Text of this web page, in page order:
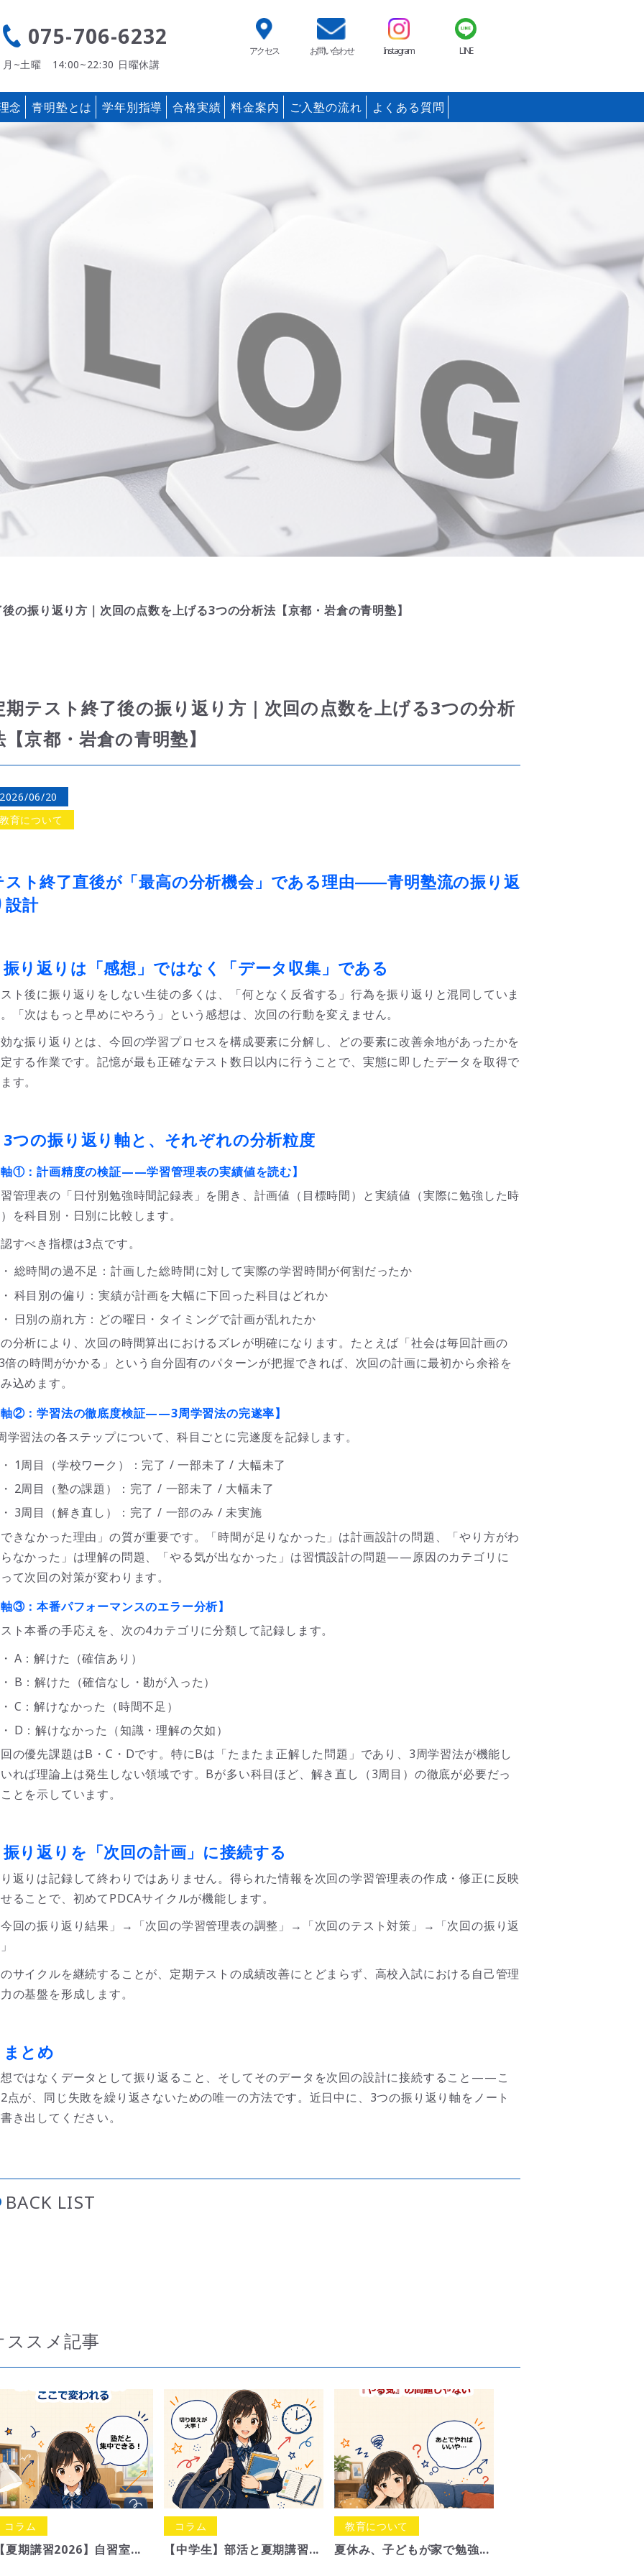
075-706-6232
月~土曜 14:00~22:30 日曜休講
アクセス お問い合わせ Instagram LINE
念 青明塾とは 学年別指導 合格実績 料金案内 ご入塾の流れ よくある質問
の振り返り方｜次回の点数を上げる3つの分析法【京都・岩倉の青明塾】
期テスト終了後の振り返り方｜次回の点数を上げる3つの分析
【京都・岩倉の青明塾】
2026/06/20
教育について
スト終了直後が「最高の分析機会」である理由——青明塾流の振り返
設計
振り返りは「感想」ではなく「データ収集」である
ト後に振り返りをしない生徒の多くは、「何となく反省する」行為を振り返りと混同していま
「次はもっと早めにやろう」という感想は、次回の行動を変えません。
な振り返りとは、今回の学習プロセスを構成要素に分解し、どの要素に改善余地があったかを
する作業です。記憶が最も正確なテスト数日以内に行うことで、実態に即したデータを取得で
す。
つの振り返り軸と、それぞれの分析粒度
①：計画精度の検証——学習管理表の実績値を読む】
管理表の「日付別勉強時間記録表」を開き、計画値（目標時間）と実績値（実際に勉強した時
を科目別・日別に比較します。
すべき指標は3点です。
・ 総時間の過不足：計画した総時間に対して実際の学習時間が何割だったか
・ 科目別の偏り：実績が計画を大幅に下回った科目はどれか
・ 日別の崩れ方：どの曜日・タイミングで計画が乱れたか
分析により、次回の時間算出におけるズレが明確になります。たとえば「社会は毎回計画の
倍の時間がかかる」という自分固有のパターンが把握できれば、次回の計画に最初から余裕を
込めます。
②：学習法の徹底度検証——3周学習法の完遂率】
学習法の各ステップについて、科目ごとに完遂度を記録します。
・ 1周目（学校ワーク）：完了 / 一部未了 / 大幅未了
・ 2周目（塾の課題）：完了 / 一部未了 / 大幅未了
・ 3周目（解き直し）：完了 / 一部のみ / 未実施
きなかった理由」の質が重要です。「時間が足りなかった」は計画設計の問題、「やり方がわ
なかった」は理解の問題、「やる気が出なかった」は習慣設計の問題——原因のカテゴリに
て次回の対策が変わります。
③：本番パフォーマンスのエラー分析】
ト本番の手応えを、次の4カテゴリに分類して記録します。
・ A：解けた（確信あり）
・ B：解けた（確信なし・勘が入った）
・ C：解けなかった（時間不足）
・ D：解けなかった（知識・理解の欠如）
の優先課題はB・C・Dです。特にBは「たまたま正解した問題」であり、3周学習法が機能し
れば理論上は発生しない領域です。Bが多い科目ほど、解き直し（3周目）の徹底が必要だっ
とを示しています。
振り返りを「次回の計画」に接続する
返りは記録して終わりではありません。得られた情報を次回の学習管理表の作成・修正に反映
ることで、初めてPDCAサイクルが機能します。
回の振り返り結果」→「次回の学習管理表の調整」→「次回のテスト対策」→「次回の振り返
サイクルを継続することが、定期テストの成績改善にとどまらず、高校入試における自己管理
の基盤を形成します。
まとめ
ではなくデータとして振り返ること、そしてそのデータを次回の設計に接続すること——こ
点が、同じ失敗を繰り返さないための唯一の方法です。近日中に、3つの振り返り軸をノート
き出してください。
BACK LIST
ススメ記事
コラム
夏期講習2026】自習室...
コラム
【中学生】部活と夏期講習...
教育について
夏休み、子どもが家で勉強...